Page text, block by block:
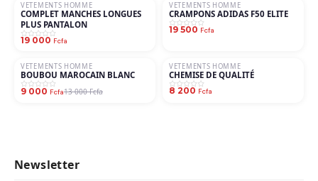
VETEMENTS HOMME
COMPLET MANCHES LONGUES
PLUS PANTALON
19 000 Fcfa
VETEMENTS HOMME
CRAMPONS ADIDAS F50 ELITE
19 500 Fcfa
−31%
VETEMENTS HOMME
BOUBOU MAROCAIN BLANC
9 000 Fcfa13 000 Fcfa
VETEMENTS HOMME
CHEMISE DE QUALITÉ
8 200 Fcfa
Newsletter